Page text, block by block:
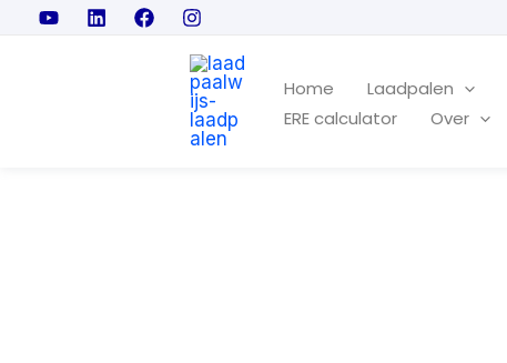
Home Laadpalen
ERE calculator
Over